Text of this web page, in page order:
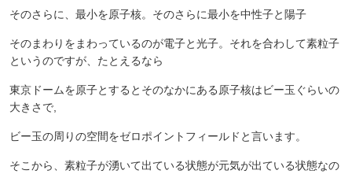
そのさらに、最小を原子核。そのさらに最小を中性子と陽子
そのまわりをまわっているのが電子と光子。それを合わして素粒子
というのですが、たとえるなら
東京ドームを原子とするとそのなかにある原子核はビー玉ぐらいの
大きさで,
ビー玉の周りの空間をゼロポイントフィールドと言います。
そこから、素粒子が湧いて出ている状態が元気が出ている状態なの